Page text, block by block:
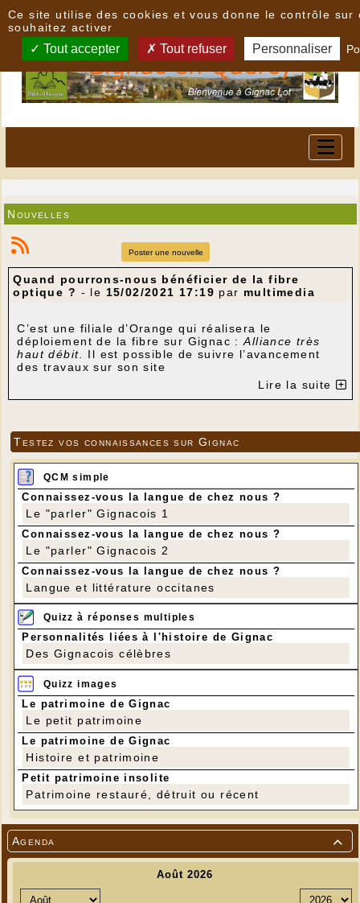

Agenda
Nouvelles
Poster une nouvelle
Quand pourrons-nous bénéficier de la fibre
optique ? - le 15/02/2021 17:19 par multimedia
C’est une filiale d’Orange qui réalisera le
déploiement de la fibre sur Gignac :Alliance très
haut débit. Il est possible de suivre l’avancement
des travaux sur son site
Seules les maisons situées dans les secteurs
Tout le reste du territoire communal fait partie de la
dernière phase, la phase 3, qui devrait se dérouler
au cours de l’année 2022.
Patience donc…
A moyen terme le réseau cuivre et la ligne fibre
coexisteront. Par la suite, le réseau cuivre sera
démantelé par Orange.
Lire la suite
Testez vos connaissances sur Gignac
QCM simple
Connaissez-vous la langue de chez nous ?
Le "parler" Gignacois 1
Connaissez-vous la langue de chez nous ?
Le "parler" Gignacois 2
Connaissez-vous la langue de chez nous ?
Langue et littérature occitanes
Quizz à réponses multiples
Personnalités liées à l'histoire de Gignac
Des Gignacois célèbres
Quizz images
Le patrimoine de Gignac
Le petit patrimoine
Le patrimoine de Gignac
Histoire et patrimoine
Petit patrimoine insolite
Patrimoine restauré, détruit ou récent
Ce site utilise des cookies et vous donne le contrôle sur
souhaitez activer
Tout accepter Tout refuser Personnaliser